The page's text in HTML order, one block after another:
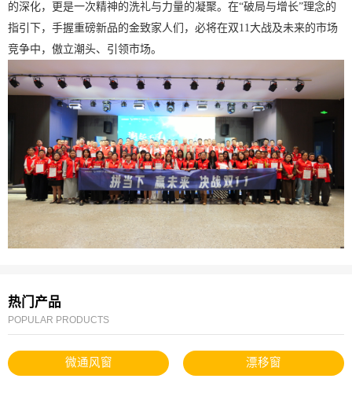
的深化，更是一次精神的洗礼与力量的凝聚。在“破局与增长”理念的
指引下，手握重磅新品的金致家人们 ，必将在双11大战及未来的市场
竞争中，傲立潮头、引领市场。
热门产品
POPULAR PRODUCTS
微通风窗 漂移窗